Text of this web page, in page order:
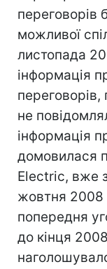
переговорів
можливої
листопада
інформація
не
інформація
домовилася
Electric, вже
жовтня 2008
попередня
до кінця